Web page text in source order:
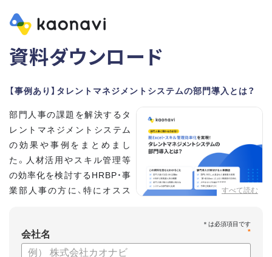
資料ダウンロード
【事例あり】タレントマネジメントシステムの部門導入とは？
すべて読む
部門人事の課題を解決するタ
レントマネジメントシステム
の効果や事例をまとめまし
た。人材活用やスキル管理等
の効率化を検討するHRBP・事
業部人事の方に、特にオスス
【資料の内容】
・部門人事が抱える問題とその解決法
*
会社名